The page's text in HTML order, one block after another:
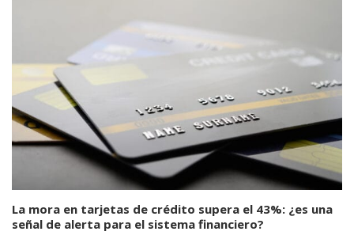
La mora en tarjetas de crédito supera el 43%: ¿es una
señal de alerta para el sistema financiero?